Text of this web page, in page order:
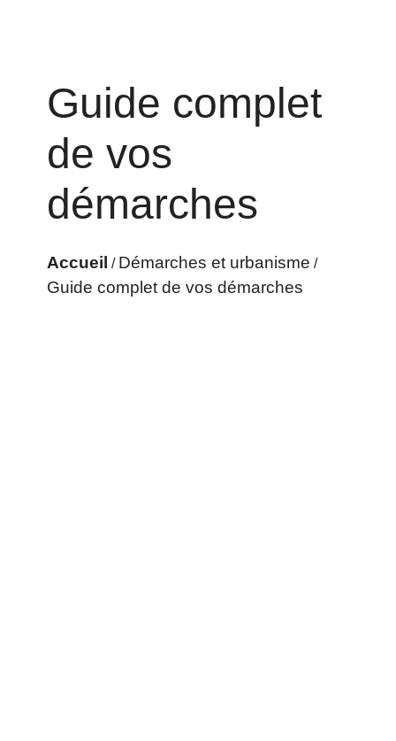
Guide complet
de vos
démarches
Accueil / Démarches et urbanisme /
Guide complet de vos démarches